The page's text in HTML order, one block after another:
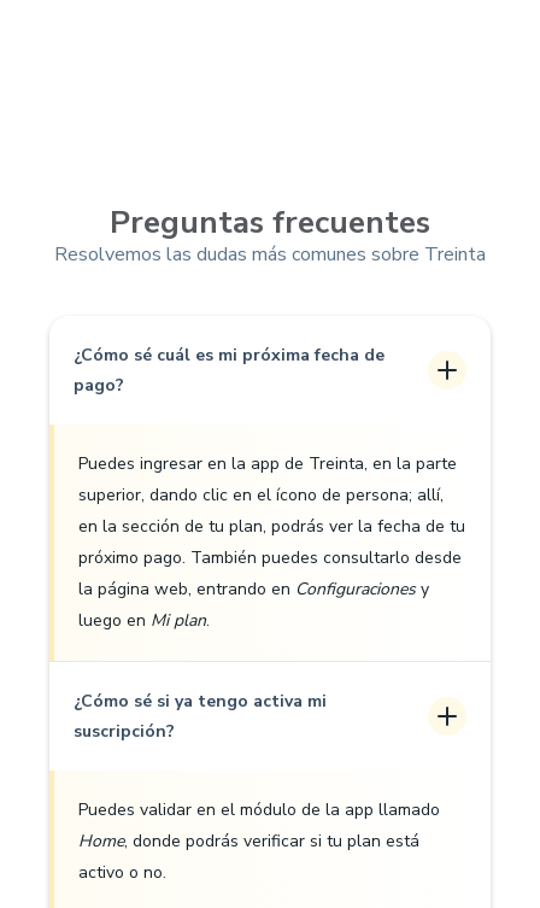
Preguntas frecuentes
Resolvemos las dudas más comunes sobre Treinta
¿Cómo sé cuál es mi próxima fecha de
pago?
Puedes ingresar en la app de Treinta, en la parte
superior, dando clic en el ícono de persona; allí,
en la sección de tu plan, podrás ver la fecha de tu
próximo pago. También puedes consultarlo desde
la página web, entrando en Configuracionesy
luego en Mi plan.
¿Cómo sé si ya tengo activa mi
suscripción?
Puedes validar en el módulo de la app llamado
Home, donde podrás verificar si tu plan está
activo o no.